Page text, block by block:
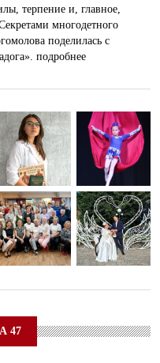
терпение и, главное,
многодетного
поделилась с
подробнее
47